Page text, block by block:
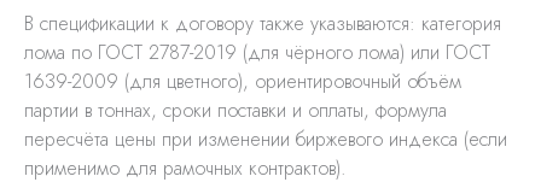
В спецификации к договору также указываются: категория
лома по ГОСТ 2787-2019 (для чёрного лома) или ГОСТ
1639-2009 (для цветного), ориентировочный объём
партии в тоннах, сроки поставки и оплаты, формула
пересчёта цены при изменении биржевого индекса (если
применимо для рамочных контрактов).